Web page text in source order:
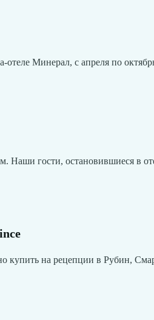
Минерал, с апреля по
гости, остановившиеся в
купить на рецепции в Рубин,